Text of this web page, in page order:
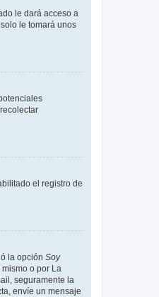
le dará acceso a
le tomará unos
el registro de
la opción Soy
o por La
seguramente la
envíe un mensaje